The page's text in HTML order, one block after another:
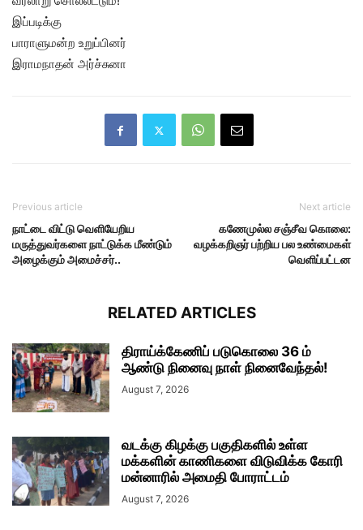
இப்படிக்கு
பாராளுமன்ற உறுப்பினர்
இராமநாதன் அர்ச்சுனா
Previous article
நாட்டை விட்டு வெளியேறிய
மருத்துவர்களை நாட்டுக்க மீண்டும்
அழைக்கும் அமைச்சர்..
Next article
கணேமுல்ல சஞ்சீவ கொலை:
வழக்கறிஞர் பற்றிய பல உண்மைகள்
வெளிப்பட்டன
RELATED ARTICLES
திராய்க்கேணிப் படுகொலை 36 ம்
ஆண்டு நினைவு நாள் நினைவேந்தல்!
August 7, 2026
வடக்கு கிழக்கு பகுதிகளில் உள்ள
மக்களின் காணிகளை விடுவிக்க கோரி
மன்னாரில் அமைதி போராட்டம்
August 7, 2026